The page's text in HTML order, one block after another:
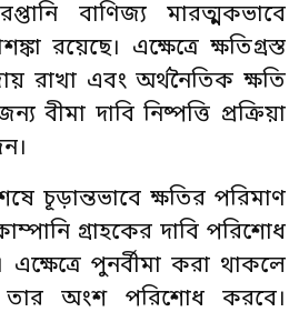
বাণিজ্য মারত্মকভাবে
রয়েছে। এক্ষেত্রে ক্ষতিগ্রস্ত
রাখা এবং অর্থনৈতিক ক্ষতি
বীমা দাবি নিষ্পত্তি প্রক্রিয়া
চূড়ান্তভাবে ক্ষতির পরিমাণ
গ্রাহকের দাবি পরিশোধ
পুনর্বীমা করা থাকলে
তার অংশ পরিশোধ করবে।